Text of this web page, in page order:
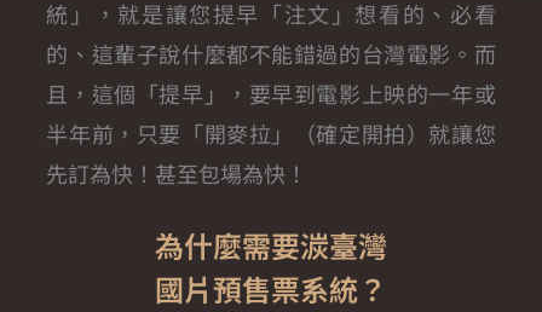
統」，就是讓您提早「注文」想看的、必看
的、這輩子說什麼都不能錯過的台灣電影。而
且，這個「提早」，要早到電影上映的一年或
半年前，只要「開麥拉」（確定開拍）就讓您
先訂為快！甚至包場為快！
為什麼需要湠臺灣
國片預售票系統？